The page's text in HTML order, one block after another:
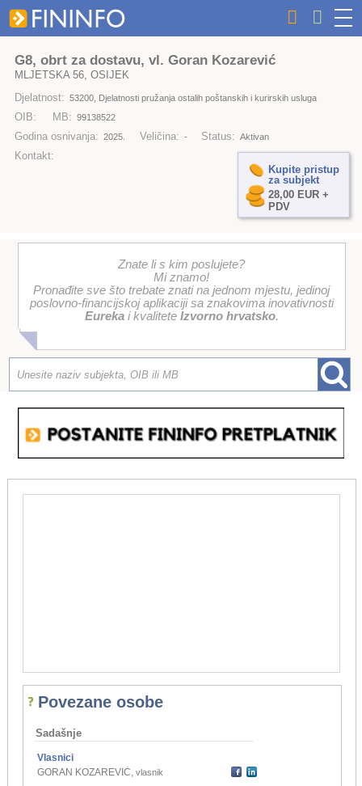
G8, obrt za dostavu, vl. Goran Kozarević
MLJETSKA 56, OSIJEK
Djelatnost: 53200, Djelatnosti pružanja ostalih poštanskih i kurirskih usluga
OIB: MB: 99138522
Godina osnivanja: 2025. Veličina: - Status: Aktivan
Kontakt:
Kupite pristup
za subjekt
28,00 EUR +
PDV
Znate li s kim poslujete?
Mi znamo!
Pronađite sve što trebate znati na jednom mjestu, jedinoj
poslovno-financijskoj aplikaciji sa znakovima inovativnosti
Eurekai kvalitete Izvorno hrvatsko.
Povezane osobe
Sadašnje
Vlasnici
GORAN KOZAREVIĆ, vlasnik